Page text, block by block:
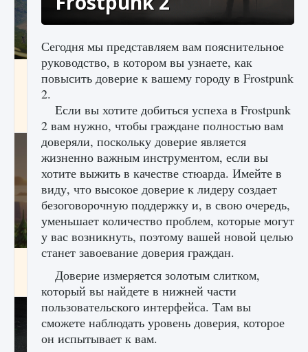
Как исправить ошибку Palworld «Идет
сохранение мира — Невозможно начать
сохранение данных мира»
9 августа 2024 2 511 0 0
Как заработать медали лиги Clash of Clans
9 августа 2024 2 599 0 1
Сегодня мы представляем вам пояснительное
руководство, в котором вы узнаете, как
повысить доверие к вашему городу в Frostpunk
2.
Если вы хотите добиться успеха в Frostpunk
2 вам нужно, чтобы граждане полностью вам
доверяли, поскольку доверие является
жизненно важным инструментом, если вы
хотите выжить в качестве стюарда. Имейте в
виду, что высокое доверие к лидеру создает
безоговорочную поддержку и, в свою очередь,
уменьшает количество проблем, которые могут
у вас возникнуть, поэтому вашей новой целью
станет завоевание доверия граждан.
Доверие измеряется золотым слитком,
который вы найдете в нижней части
пользовательского интерфейса. Там вы
сможете наблюдать уровень доверия, которое
он испытывает к вам.